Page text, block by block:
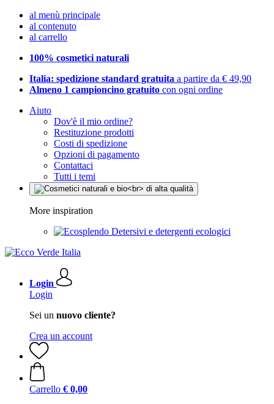
al menù principale
al contenuto
al carrello
100% cosmetici naturali
Italia: spedizione standard gratuita a partire da € 49,90
Almeno 1 campioncino gratuito con ogni ordine
Aiuto
Dov'è il mio ordine?
Restituzione prodotti
Costi di spedizione
Opzioni di pagamento
Contattaci
Tutti i temi
More inspiration
Detersivi e detergenti ecologici
Login
Login
Sei un nuovo cliente?
Crea un account
Carrello € 0,00